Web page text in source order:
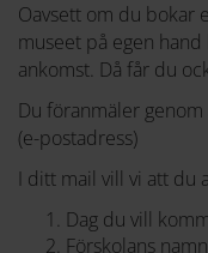
Oavsett om du bokar
museet på egen
ankomst. Då får du
Du föranmäler
(e-postadress)
I ditt mail vill vi att du
Dag du vill
Förskolans